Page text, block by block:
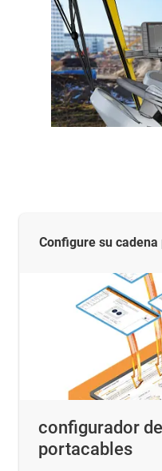
configurador
portacables
Configure su